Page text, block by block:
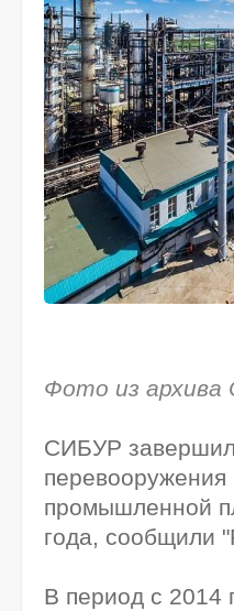
Фото из архива
СИБУР завершил
перевооружения
промышленной
года, сообщили
В период с 2014